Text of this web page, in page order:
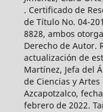
. Certificado de
de Título No. 04-
8828, ambos
Derecho de Autor.
actualización de
Martínez, Jefa del
de Ciencias y
Azcapotzalco,
febrero de 2022.